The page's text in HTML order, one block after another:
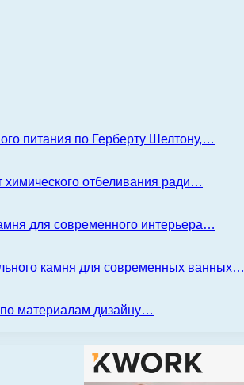
питания по Герберту Шелтону,…
химического отбеливания ради…
для современного интерьера…
камня для современных ванных…
материалам дизайну…